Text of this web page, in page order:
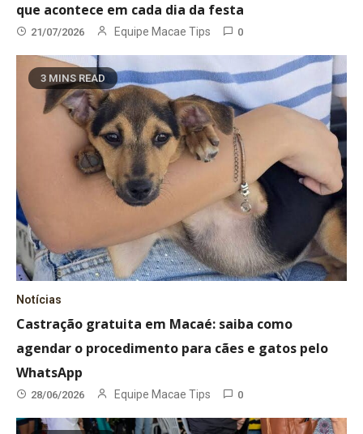
que acontece em cada dia da festa
21/07/2026 Equipe Macae Tips 0
3 MINS READ
Notícias
Castração gratuita em Macaé: saiba como
agendar o procedimento para cães e gatos pelo
WhatsApp
28/06/2026 Equipe Macae Tips 0